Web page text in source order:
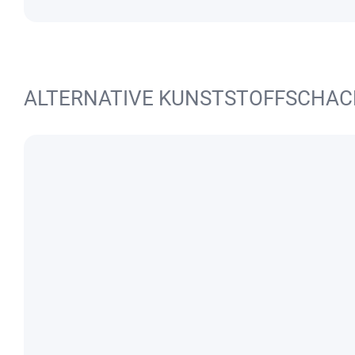
ALTERNATIVE